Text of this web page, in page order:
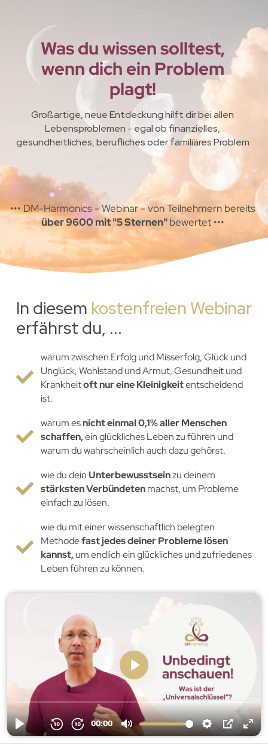
Was du wissen solltest,
wenn dich ein Problem
plagt!
Großartige, neue Entdeckung hilft dir bei allen
Lebensproblemen - egal ob finanzielles,
gesundheitliches, berufliches oder familiäres Problem
••• DM-Harmonics - Webinar - von Teilnehmern bereits
über 9600 mit "5 Sternen"bewertet •••
In diesem kostenfreien Webinar
erfährst du, ...
warum zwischen Erfolg und Misserfolg, Glück und
Unglück, Wohlstand und Armut, Gesundheit und
Krankheitoft nur eine Kleinigkeitentscheidend
ist.
warum esnicht einmal 0,1% aller Menschen
schaffen,ein glückliches Leben zu führen und
warum du wahrscheinlich auch dazu gehörst.
wie du deinUnterbewusstseinzu deinem
stärksten Verbündetenmachst, um Probleme
einfach zu lösen.
wie du mit einer wissenschaftlich belegten
Methodefast jedes deiner Probleme lösen
kannst,um endlich ein glückliches und zufriedenes
Leben führen zu können.